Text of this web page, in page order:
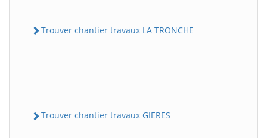
Trouver chantier travaux LA TRONCHE
Trouver chantier travaux GIERES